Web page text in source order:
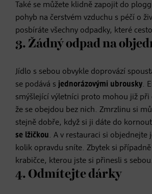
Také se můžete klidně zapojit do
pohyb na čerstvém vzduchu s péčí o
posbíráte všechny odpadky, které
3. Žádný odpad na
Jídlo s sebou obvykle doprovází
se podává s jednorázovými ubrousky.
smýšlející výletníci proto mohou již při
že se obejdou bez nich. Zmrzlinu si
stejně dobře, když si ji dáte do
se lžičkou. A v restauraci si objednejte
kolik opravdu sníte. Zbytek si
krabičce, kterou jste si přinesli s sebou.
4. Odmítejte dárky